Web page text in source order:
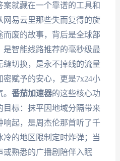
就藏在一个靠谱的工具和
网易云里那些失而复得的旋
废的故事，背后是全球部
智能线路推荐的毫秒级最
切换，是永不掉线的流量
赋予的安心，更是7x24小
番茄加速器的这些核心功
标：抹平因地域分隔带来
响起，是周杰伦那首听了千
的地区限制定时炸弹；当
或熟悉的广播剧陪伴入眠